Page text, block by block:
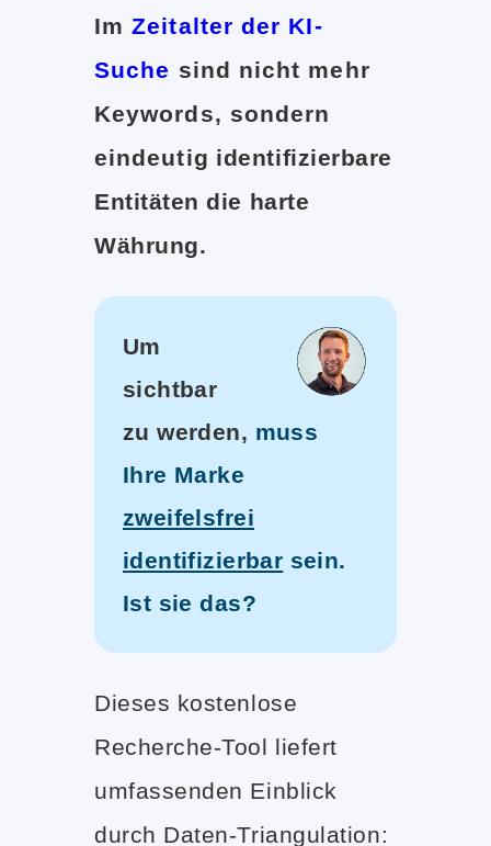
ImZeitalter der KI-
Suche sind nicht mehr
Keywords, sondern
eindeutig identifizierbare
Entitäten die harte
Währung.
Um
sichtbar
zu werden, muss
Ihre Marke
zweifelsfrei
identifizierbar sein.
Ist sie das?
Dieses kostenlose
Recherche-Tool liefert
umfassenden Einblick
durch Daten-Triangulation: